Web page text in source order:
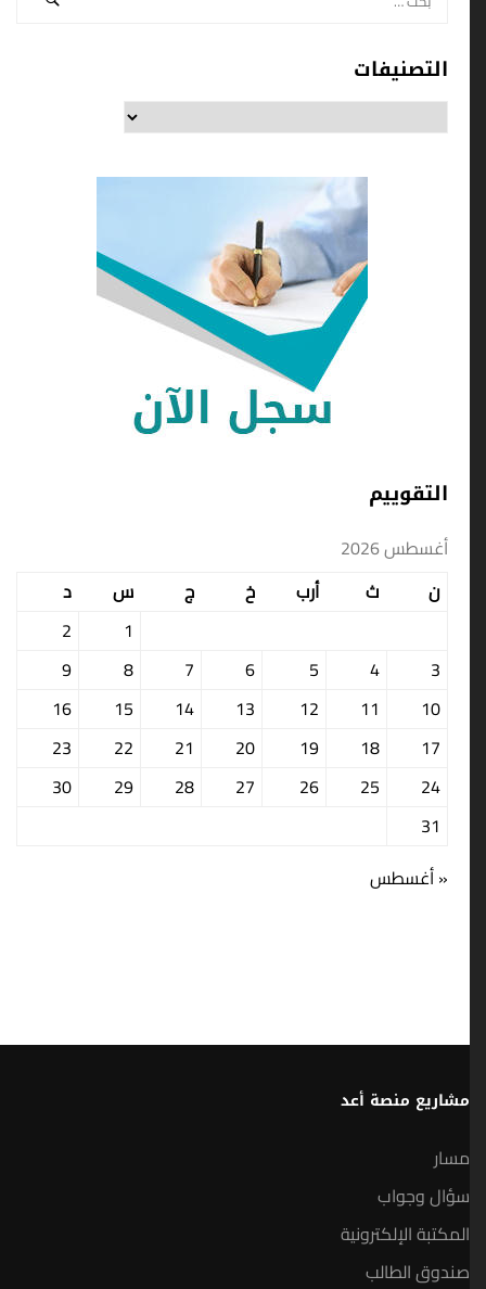
التصنيفات
التقوييم
أغسطس 2026
أرب س
10
11
12
13
14
15
16
17
18
19
20
21
22
23
24
25
26
27
28
29
30
31
« أغسطس
مشاريع منصة أعد
مسار
سؤال وجواب
المكتبة الإلكترونية
صندوق الطالب